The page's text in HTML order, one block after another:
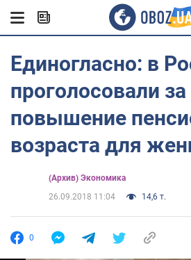
Единогласно: в
проголосовали за
повышение
возраста для
(Архив) Экономика
26.09.2018 11:04
14,6 т.
0